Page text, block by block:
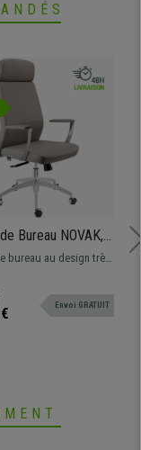
Bureau NOVAK,
et Raffiné,
en Cuir, Gris
bureau au design très
distingue par son
avec appui-tête
bon rapport qualité
Envoi GRATUIT